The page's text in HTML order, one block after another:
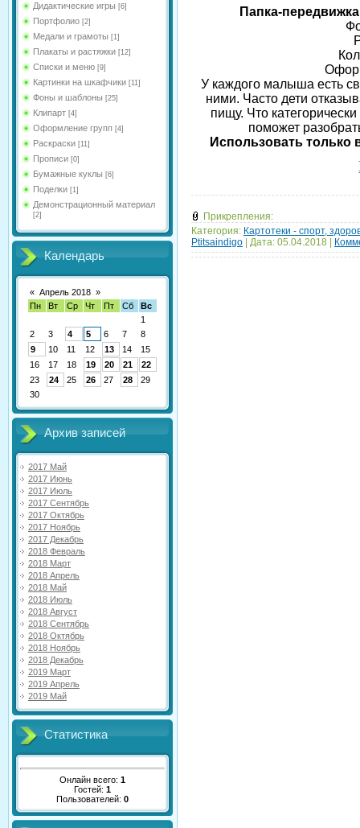
Дидактические игры [6]
Портфолио [2]
Медали и грамоты [1]
Плакаты и растяжки [12]
Списки и меню [9]
Картинки на шкафчики [11]
Фоны и шаблоны [25]
Клипарт [4]
Оформление групп [4]
Раскраски [11]
Прописи [0]
Бумажные куклы [6]
Поделки [1]
Демонстрационный материал
[2]
Календарь
« Апрель 2018 »
Пн
Вт Ср Чт Пт Сб
Вс
1
2
3 4 5 6 7
8
9
10 11 12 13 14
15
16
17 18 19 20 21
22
23
24 25 26 27 28
29
30
Архив записей
2017 Май
2017 Июнь
2017 Июль
2017 Сентябрь
2017 Октябрь
2017 Ноябрь
2017 Декабрь
2018 Февраль
2018 Март
2018 Апрель
2018 Май
2018 Июль
2018 Август
2018 Сентябрь
2018 Октябрь
2018 Ноябрь
2018 Декабрь
2019 Март
2019 Апрель
2019 Май
Статистика
Онлайн всего: 1
Гостей: 1
Пользователей: 0
Папка-
У каждого малыша есть
ними. Часто дети
пищу. Что
поможет
Использовать только
Прикрепления:
Категория: Картотеки - спорт,
Ptitsaindigo
Дата: 05.04.2018